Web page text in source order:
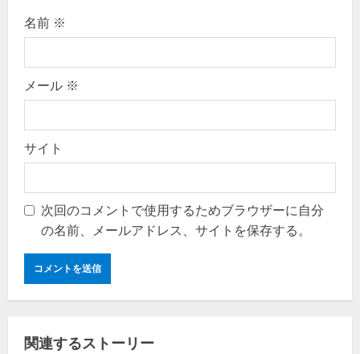
名前 ※
メール ※
サイト
次回のコメントで使用するためブラウザーに自分
の名前、メールアドレス、サイトを保存する。
関連するストーリー